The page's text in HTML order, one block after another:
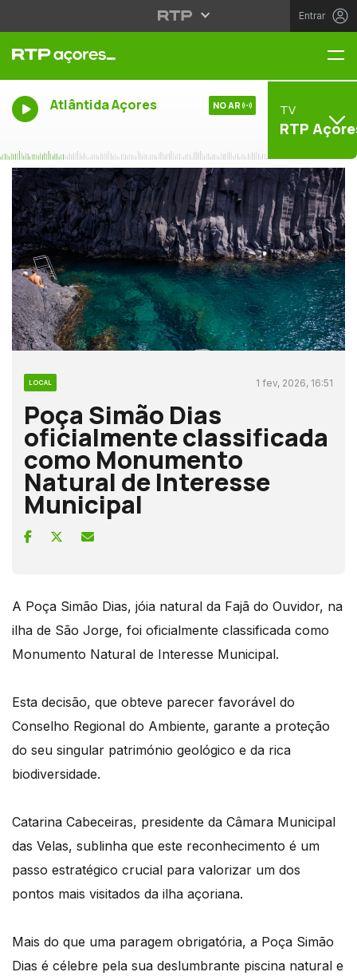
Entrar
Atlântida Açores NO AR TV
RTP
LOCAL 1 fev, 2026, 16:51
Poça Simão Dias
oficialmente classificada
como Monumento
Natural de Interesse
Municipal
A Poça Simão Dias, jóia natural da Fajã do Ouvidor, na
ilha de São Jorge, foi oficialmente classificada como
Monumento Natural de Interesse Municipal.
Esta decisão, que obteve parecer favorável do
Conselho Regional do Ambiente, garante a proteção
do seu singular património geológico e da rica
biodiversidade.
Catarina Cabeceiras, presidente da Câmara Municipal
das Velas, sublinha que este reconhecimento é um
passo estratégico crucial para valorizar um dos
pontos mais visitados da ilha açoriana.
Mais do que uma paragem obrigatória, a Poça Simão
Dias é célebre pela sua deslumbrante piscina natural e